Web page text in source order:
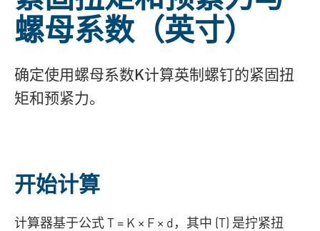
螺母系数（英寸）
确定使用螺母系数K计算英制螺钉的紧固扭
矩和预紧力。
开始计算
计算器基于公式 T = K × F × d，其中 (T) 是拧紧扭